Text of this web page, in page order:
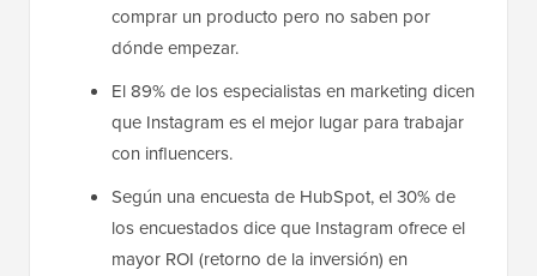
comprar un producto pero no saben por
dónde empezar.
El 89% de los especialistas en marketing dicen
que Instagram es el mejor lugar para trabajar
con influencers.
Según una encuesta de HubSpot, el 30% de
los encuestados dice que Instagram ofrece el
mayor ROI (retorno de la inversión) en